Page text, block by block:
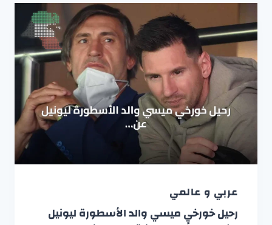
عربي و عالمي
رحيل خورخي ميسي والد الأسطورة ليونيل